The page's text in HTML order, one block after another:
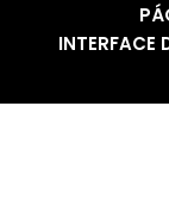
INTERFACE